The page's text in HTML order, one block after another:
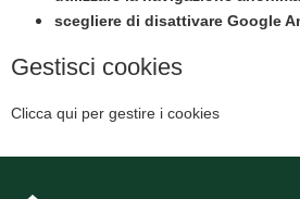
scegliere di disattivare Google
Gestisci cookies
Clicca qui per gestire i cookies